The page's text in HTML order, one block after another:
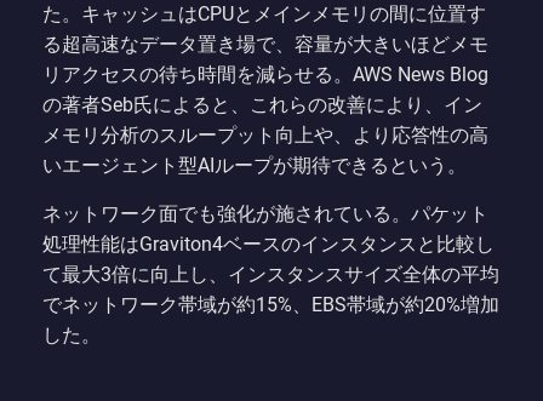
た。キャッシュはCPUとメインメモリの間に位置す
る超高速なデータ置き場で、容量が大きいほどメモ
リアクセスの待ち時間を減らせる。AWS News Blog
の著者Seb氏によると、これらの改善により、イン
メモリ分析のスループット向上や、より応答性の高
いエージェント型AIループが期待できるという。
ネットワーク面でも強化が施されている。パケット
処理性能はGraviton4ベースのインスタンスと比較し
て最大3倍に向上し、インスタンスサイズ全体の平均
でネットワーク帯域が約15%、EBS帯域が約20%増加
した。